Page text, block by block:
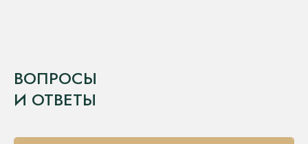
ВОПРОСЫ
И ОТВЕТЫ